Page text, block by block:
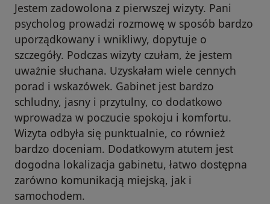
Jestem zadowolona z pierwszej wizyty. Pani
psycholog prowadzi rozmowę w sposób bardzo
uporządkowany i wnikliwy, dopytuje o
szczegóły. Podczas wizyty czułam, że jestem
uważnie słuchana. Uzyskałam wiele cennych
porad i wskazówek. Gabinet jest bardzo
schludny, jasny i przytulny, co dodatkowo
wprowadza w poczucie spokoju i komfortu.
Wizyta odbyła się punktualnie, co również
bardzo doceniam. Dodatkowym atutem jest
dogodna lokalizacja gabinetu, łatwo dostępna
zarówno komunikacją miejską, jak i
samochodem.